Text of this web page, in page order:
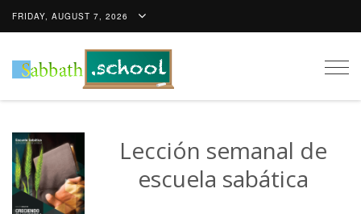
FRIDAY, AUGUST 7, 2026
Lección semanal de
escuela sabática